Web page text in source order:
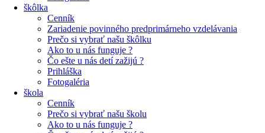
škôlka
Cenník
Zariadenie povinného predprimárneho vzdelávania
Prečo si vybrať našu škôlku
Ako to u nás funguje ?
Čo ešte u nás detí zažijú ?
Prihláška
Fotogaléria
škola
Cenník
Prečo si vybrať našu školu
Ako to u nás funguje ?